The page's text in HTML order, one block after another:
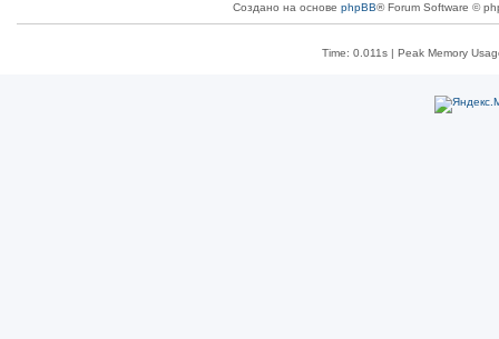
Создано на основе phpBB® Forum Software ©
Time: 0.011s | Peak Memory